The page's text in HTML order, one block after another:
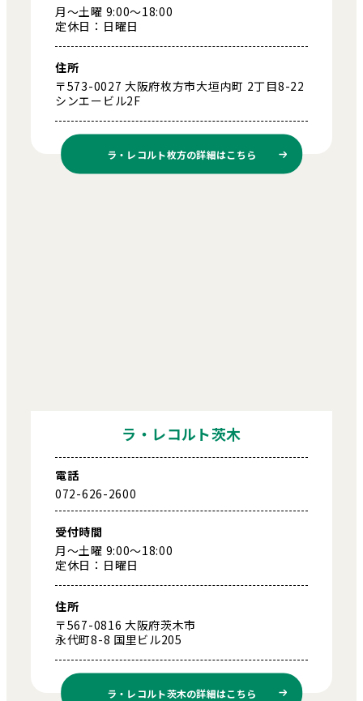
月～土曜 9:00～18:00
定休日：日曜日
住所
〒573-0027 大阪府枚方市大垣内町 2丁目8-22
シンエービル2F
ラ・レコルト枚方の詳細はこちら
ラ・レコルト茨木
電話
072-626-2600
受付時間
月～土曜 9:00～18:00
定休日：日曜日
住所
〒567-0816 大阪府茨木市
永代町8-8 国里ビル205
ラ・レコルト茨木の詳細はこちら